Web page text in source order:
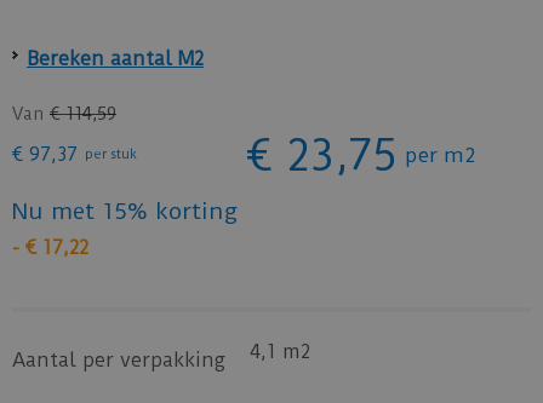
Bereken aantal M2
Van € 114,59
€ 97,37 per stuk € 23,75 per m2
Nu met 15% korting
- € 17,22
Aantal per verpakking 4,1 m2